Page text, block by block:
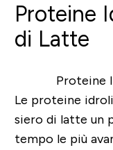
Proteine
di Latte
Le proteine
siero di latte un
tempo le più